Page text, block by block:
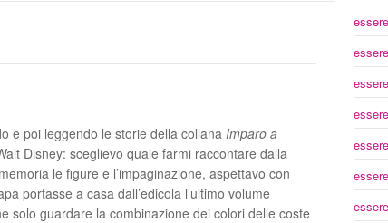
e poi leggendo le storie della collana Imparo a
Disney: sceglievo quale farmi raccontare dalla
le figure e l’impaginazione, aspettavo con
portasse a casa dall’edicola l’ultimo volume
solo guardare la combinazione dei colori delle coste